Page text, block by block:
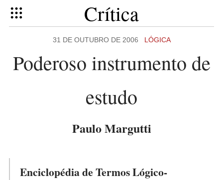
Crítica
31 DE OUTUBRO DE 2006 LÓGICA
Poderoso instrumento de
estudo
Paulo Margutti
Enciclopédia de Termos Lógico-